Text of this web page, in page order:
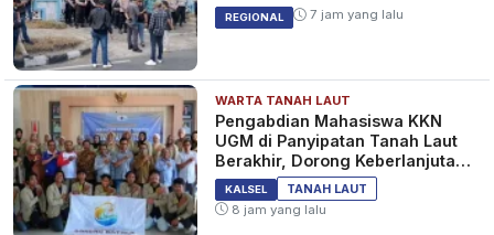
REGIONAL 7 jam yang lalu
WARTA TANAH LAUT
Pengabdian Mahasiswa KKN
UGM di Panyipatan Tanah Laut
Berakhir, Dorong Keberlanjutan
Program Masyarakat
KALSEL
TANAH LAUT
8 jam yang lalu